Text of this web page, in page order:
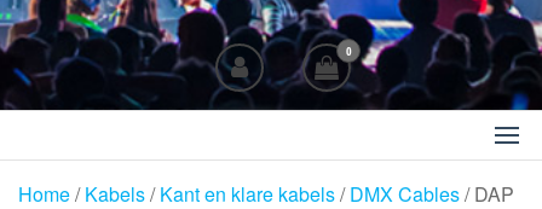
0
Home/Kabels/Kant en klare kabels/DMX Cables/ DAP